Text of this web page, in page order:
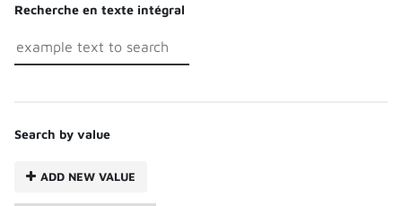
Recherche en texte intégral
Search by value
ADD NEW VALUE